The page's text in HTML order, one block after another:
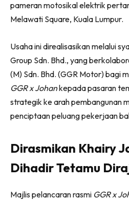
pameran motosikal elektrik
Melawati Square, Kuala Lumpur.
Usaha ini direalisasikan melalui
Group Sdn. Bhd., yang
(M) Sdn. Bhd. (GGR Motor) bagi
GGR x Johankepada pasaran
strategik ke arah pembangunan
penciptaan peluang pekerjaan
Dirasmikan Khairy
Dihadir Tetamu
Majlis pelancaran rasmi GGR x